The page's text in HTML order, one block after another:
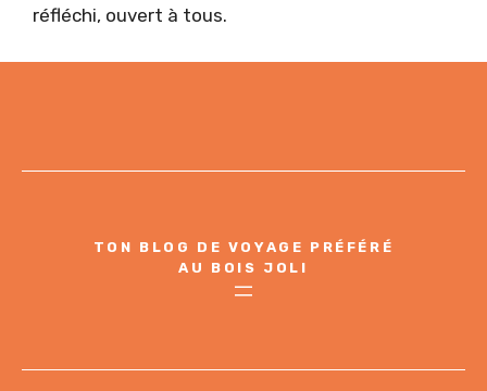
réfléchi, ouvert à tous.
TON BLOG DE VOYAGE PRÉFÉRÉ
AU BOIS JOLI